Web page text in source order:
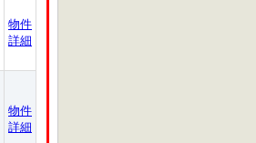
物件
詳細
物件
詳細